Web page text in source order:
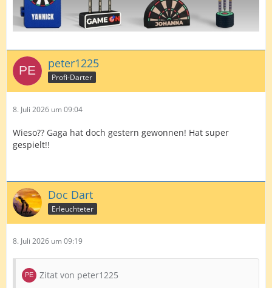
peter1225
Profi-Darter
8. Juli 2026 um 09:04
Wieso?? Gaga hat doch gestern gewonnen! Hat super
gespielt!!
Doc Dart
Erleuchteter
8. Juli 2026 um 09:19
Zitat von peter1225